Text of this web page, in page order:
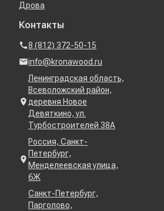
Дрова
Контакты
8 (812) 372-50-15
info@kronawood.ru
Ленинградская область,
Всеволожский район,
деревня Новое
Девяткино, ул.
Турбостроителей 38А
Россия, Санкт-
Петербург,
Менделеевская улица,
6Ж
Санкт-Петербург,
Парголово,